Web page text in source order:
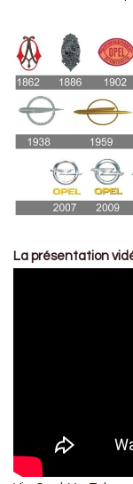
La présentation